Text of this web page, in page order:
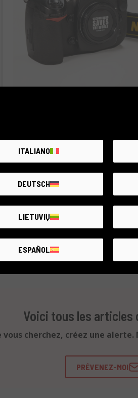
État:Quelques légers signes
Nombre de déclenchements:
27.050
€300
Voici tous les articles
vous cherchez, créez une
PRÉVENEZ-MOI
ITALIANO
DEUTSCH
LIETUVIŲ
ESPAÑOL